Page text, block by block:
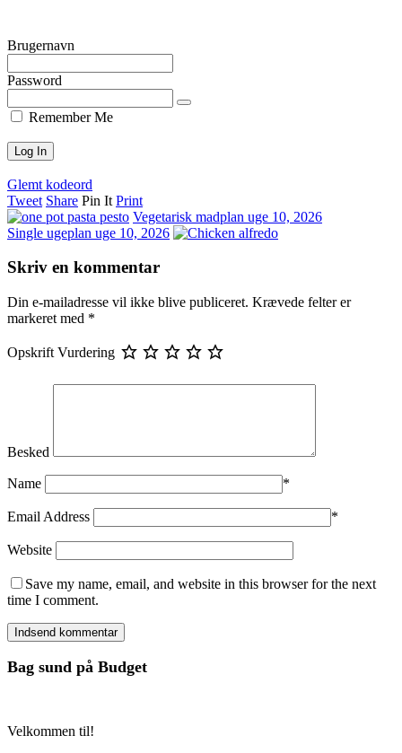
Brugernavn
Password
Remember Me
Glemt kodeord
Tweet Share Pin It Print
Vegetarisk madplan uge 10, 2026
Single ugeplan uge 10, 2026
Skriv en kommentar
Din e-mailadresse vil ikke blive publiceret. Krævede felter er
markeret med *
Opskrift Vurdering
Besked
Name *
Email Address *
Website
Save my name, email, and website in this browser for the next
time I comment.
Bag sund på Budget
Velkommen til!